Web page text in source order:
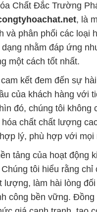
Chất Đắc Trường
, là
và phân phối các loại
dạng nhằm đáp ứng
một cách tốt nhất.
kết đem đến sự
của khách hàng với
đó, chúng tôi không
chất chất lượng
lý, phù hợp với mọi
tảng của hoạt động
tôi hiểu rằng chỉ
lượng, làm hài lòng
công bền vững. Đồng